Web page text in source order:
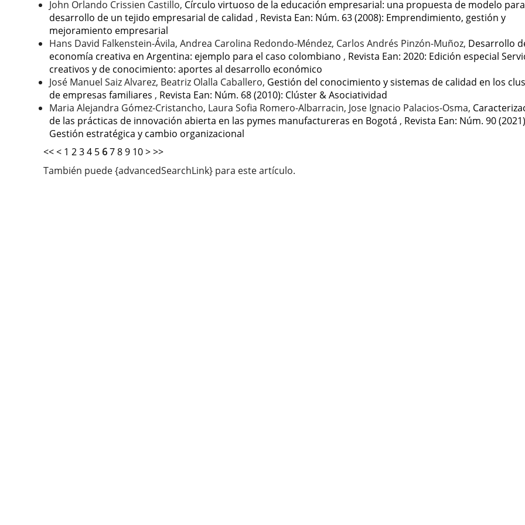
John Orlando Crissien Castillo, Círculo virtuoso de la educación empresarial: una propuesta de modelo
desarrollo de un tejido empresarial de calidad , Revista Ean: Núm. 63 (2008): Emprendimiento, gestión y
mejoramiento empresarial
Hans David Falkenstein-Ávila, Andrea Carolina Redondo-Méndez, Carlos Andrés Pinzón-Muñoz, Desarrollo
economía creativa en Argentina: ejemplo para el caso colombiano , Revista Ean: 2020: Edición especial
creativos y de conocimiento: aportes al desarrollo económico
José Manuel Saiz Alvarez, Beatriz Olalla Caballero, Gestión del conocimiento y sistemas de calidad en los
de empresas familiares , Revista Ean: Núm. 68 (2010): Clúster & Asociatividad
Maria Alejandra Gómez-Cristancho, Laura Sofia Romero-Albarracin, Jose Ignacio Palacios-Osma,
de las prácticas de innovación abierta en las pymes manufactureras en Bogotá , Revista Ean: Núm. 90
Gestión estratégica y cambio organizacional
<<< 1 234 5 6789 10>>>
También puede {advancedSearchLink} para este artículo.